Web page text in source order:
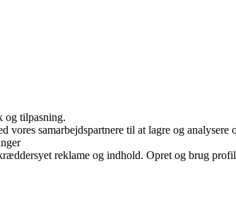
og tilpasning.
vores samarbejdspartnere til at lagre og
reklame og indhold. Opret og brug